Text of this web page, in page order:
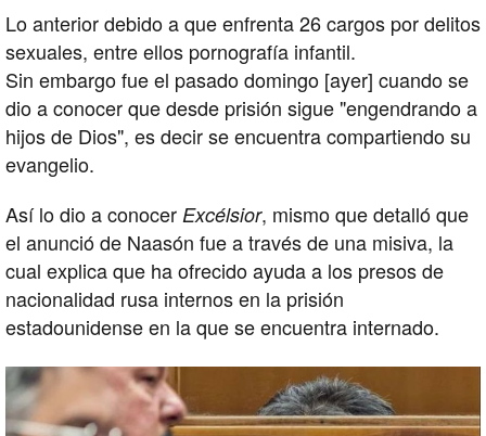
Lo anterior debido a que enfrenta 26 cargos por delitos
sexuales, entre ellos pornografía infantil.
Sin embargo fue el pasado domingo [ayer] cuando se
dio a conocer que desde prisión sigue "engendrando a
hijos de Dios", es decir se encuentra compartiendo su
evangelio.
Así lo dio a conocer Excélsior, mismo que detalló que
el anunció de Naasón fue a través de una misiva, la
cual explica que ha ofrecido ayuda a los presos de
nacionalidad rusa internos en la prisión
estadounidense en la que se encuentra internado.